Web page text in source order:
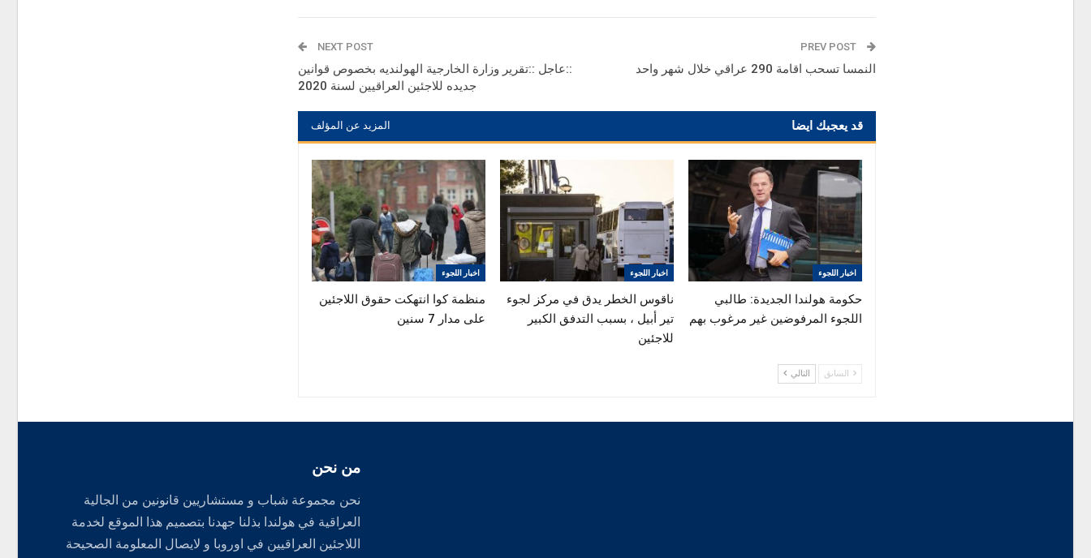
النمسا تسحب اقامة 290 عراقي خلال شهر واحد
NEXT POST
::عاجل ::تقرير وزارة الخارجية الهولنديه بخصوص قوانين
جديده للاجئين العراقيين لسنة 2020
قد يعجبك ايضا المزيد عن المؤلف
اخبار اللجوء
حكومة هولندا الجديدة: طالبي
اللجوء المرفوضين غير مرغوب بهم
اخبار اللجوء
ناقوس الخطر يدق في مركز لجوء
تير أبيل ، بسبب التدفق الكبير
للاجئين
اخبار اللجوء
منظمة كوا انتهكت حقوق اللاجئين
على مدار 7 سنين
السابق التالي
من نحن
نحن مجموعة شباب و مستشاريين قانونين من الجالية
العراقية في هولندا بذلنا جهدنا بتصميم هذا الموقع لخدمة
اللاجئين العراقيين في اوروبا و لايصال المعلومة الصحيحة